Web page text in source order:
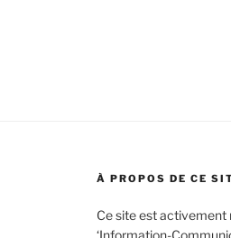
À PROPOS DE CE
Ce site est activement